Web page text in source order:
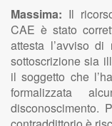
Massima: Il
CAE è stato
attesta l’avviso
sottoscrizione sia
il soggetto che
formalizzata
disconoscimento.